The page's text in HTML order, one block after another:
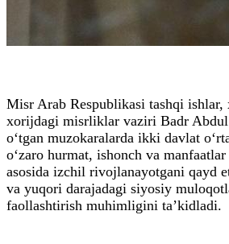
Misr Arab Respublikasi tashqi
xorijdagi misrliklar vaziri Badr
o‘tgan muzokaralarda ikki davlat
o‘zaro hurmat, ishonch va
asosida izchil rivojlanayotgani qayd
va yuqori darajadagi siyosiy
faollashtirish muhimligini ta’kidladi.